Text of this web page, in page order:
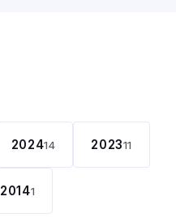
202414 202311
20141